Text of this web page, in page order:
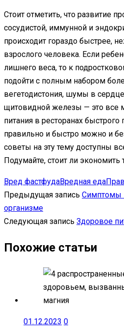
Стоит отметить, что развитие
сосудистой, иммунной и
происходит гораздо быстрее,
взрослого человека. Если
лишнего веса, то к
подойти с полным набором
вегетодистония, шумы в
щитовидной железы — это все
питания в ресторанах быстрого
правильно и быстро можно и
советы на эту тему доступны
Подумайте, стоит ли экономить
Вред фастфудаВредная еда
Предыдущая запись Симптомы
организме
Следующая запись Здоровое
Похожие статьи
01.12.2023 0